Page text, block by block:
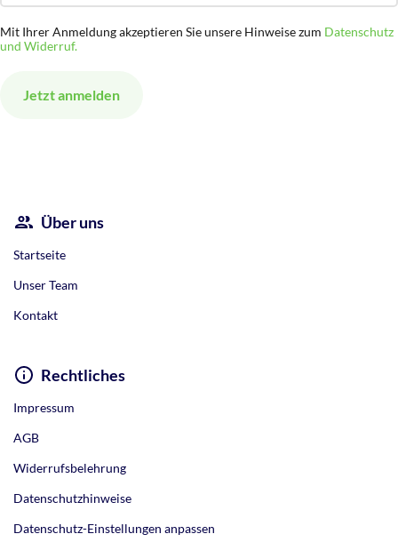
Mit Ihrer Anmeldung akzeptieren Sie unsere Hinweise zum Datenschutz
und Widerruf.
Über uns
Startseite
Unser Team
Kontakt
Rechtliches
Impressum
AGB
Widerrufsbelehrung
Datenschutzhinweise
Datenschutz-Einstellungen anpassen